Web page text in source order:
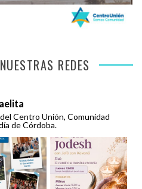
REDES
Centro Unión, Comunidad
de Córdoba.